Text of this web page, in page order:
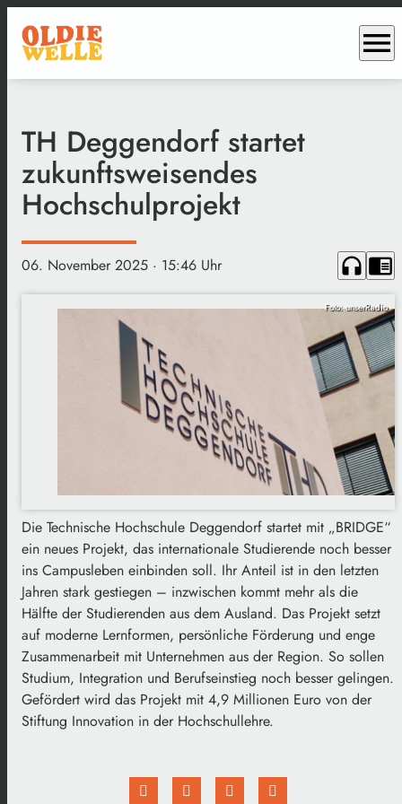
menu
TH Deggendorf startet
zukunftsweisendes
Hochschulprojekt
06. November 2025 · 15:46 Uhr headphones chrome_reader_mode
Foto: unserRadio
Die Technische Hochschule Deggendorf startet mit „BRIDGE“
ein neues Projekt, das internationale Studierende noch besser
ins Campusleben einbinden soll. Ihr Anteil ist in den letzten
Jahren stark gestiegen – inzwischen kommt mehr als die
Hälfte der Studierenden aus dem Ausland. Das Projekt setzt
auf moderne Lernformen, persönliche Förderung und enge
Zusammenarbeit mit Unternehmen aus der Region. So sollen
Studium, Integration und Berufseinstieg noch besser gelingen.
Gefördert wird das Projekt mit 4,9 Millionen Euro von der
Stiftung Innovation in der Hochschullehre.